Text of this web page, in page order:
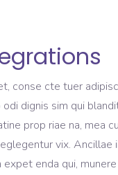
conse cte tuer
dignis sim qui
prop riae na, mea
vix.
enda qui,